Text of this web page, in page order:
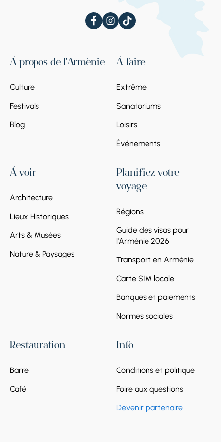
l’architecte T. Toramanian propose la forme
initiale réelle de l’église, ce qui a ensuite été
confirmé par d’autres faits historiques.
À propos de l'Arménie
Culture
Festivals
Blog
À faire
Extrême
Sanatoriums
Loisirs
Événements
À voir
Architecture
Lieux Historiques
Arts & Musées
Nature & Paysages
Planifiez votre
voyage
Régions
Guide des visas pour
l'Arménie 2026
Transport en Arménie
Carte SIM locale
Banques et paiements
Normes sociales
Restauration
Barre
Café
Info
Conditions et politique
Foire aux questions
Devenir partenaire